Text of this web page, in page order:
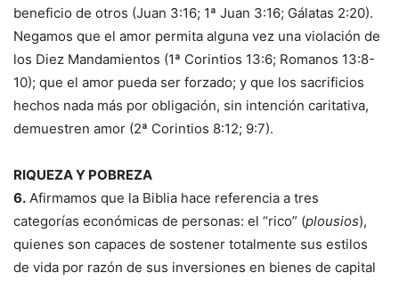
beneficio de otros (Juan 3:16; 1ª Juan 3:16; Gálatas 2:20).
Negamos que el amor permita alguna vez una violación de
los Diez Mandamientos (1ª Corintios 13:6; Romanos 13:8-
10); que el amor pueda ser forzado; y que los sacrificios
hechos nada más por obligación, sin intención caritativa,
demuestren amor (2ª Corintios 8:12; 9:7).
RIQUEZA Y POBREZA
6. Afirmamos que la Biblia hace referencia a tres
categorías económicas de personas: el “rico” (plousios),
quienes son capaces de sostener totalmente sus estilos
de vida por razón de sus inversiones en bienes de capital